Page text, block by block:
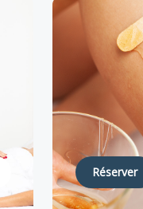
Réserver